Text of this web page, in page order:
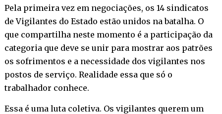
Pela primeira vez em negociações, os 14 sindicatos
de Vigilantes do Estado estão unidos na batalha. O
que compartilha neste momento é a participação da
categoria que deve se unir para mostrar aos patrões
os sofrimentos e a necessidade dos vigilantes nos
postos de serviço. Realidade essa que só o
trabalhador conhece.
Essa é uma luta coletiva. Os vigilantes querem um